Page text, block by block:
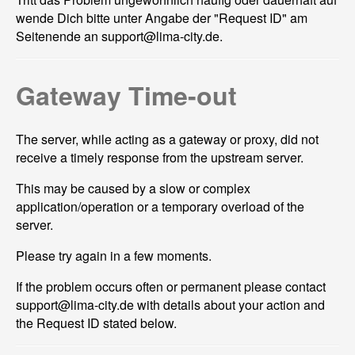
wende Dich bitte unter Angabe der "Request ID" am
Seitenende an support@lima-city.de.
Gateway Time-out
The server, while acting as a gateway or proxy, did not
receive a timely response from the upstream server.
This may be caused by a slow or complex
application/operation or a temporary overload of the
server.
Please try again in a few moments.
If the problem occurs often or permanent please contact
support@lima-city.de with details about your action and
the Request ID stated below.